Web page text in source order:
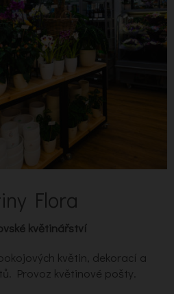
Flora
květinářství
květin, dekorací a
Provoz květinové pošty.